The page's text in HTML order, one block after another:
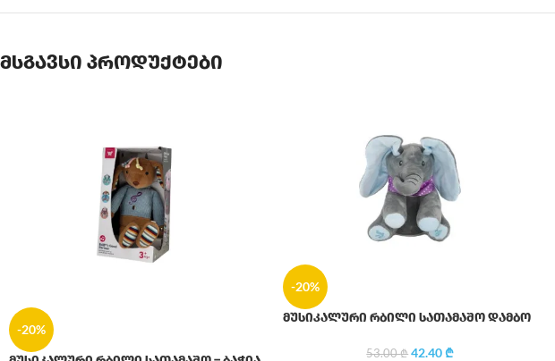
მსგავსი პროდუქტები
-20%
-20%
მუსიკალური რბილი სათამაშო დამბო
53.00₾ 42.40₾